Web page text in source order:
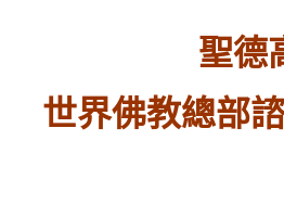
聖德
世界佛教總部